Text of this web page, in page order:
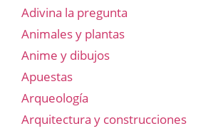
Adivina la pregunta
Animales y plantas
Anime y dibujos
Apuestas
Arqueología
Arquitectura y construcciones